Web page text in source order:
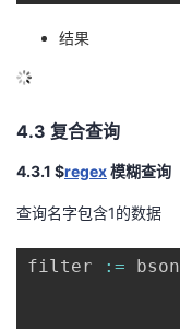
结果
4.3 复合查询
4.3.1 $regex模糊查询
查询名字包含1的数据
filter := bson